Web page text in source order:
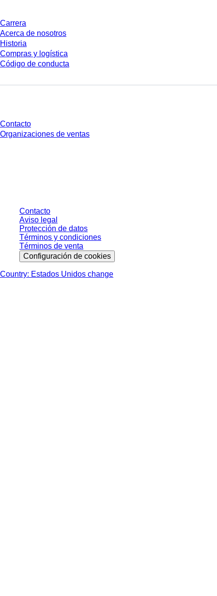
Carrera
Acerca de nosotros
Historia
Compras y logística
Código de conducta
Contacto
Organizaciones de ventas
Contacto
Aviso legal
Protección de datos
Términos y condiciones
Términos de venta
Configuración de cookies
Country: Estados Unidos change